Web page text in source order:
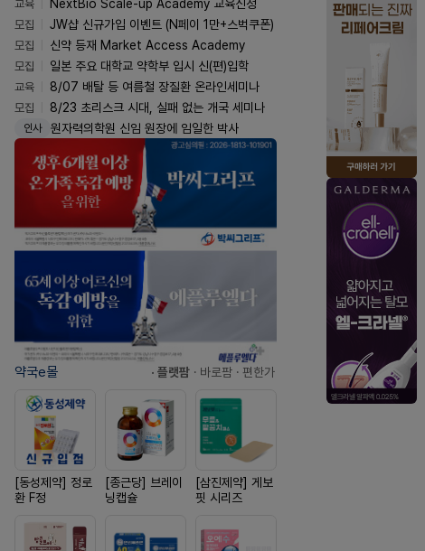
교육
NextBio Scale-up Academy 교육신청
모집
JW샵 신규가입 이벤트 (N페이 1만+스벅쿠폰)
모집
신약 등재 Market Access Academy
모집
일본 주요 대학교 약학부 입시 신(편)입학
교육
8/07 배탈 등 여름철 장질환 온라인세미나
모집
8/23 초리스크 시대, 실패 없는 개국 세미나
인사 원자력의학원 신임 원장에 임일한 박사
약국e몰 · 플랫팜 · 바로팜 · 편한가
[동성제약] 정로
환 F정
[종근당] 브레이
닝캡슐
[삼진제약] 게보
핏 시리즈